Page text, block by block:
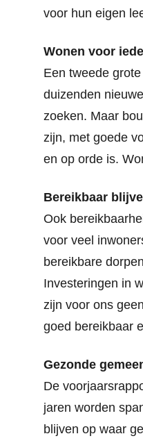
voor hun eigen
Wonen voor
Een tweede
duizenden
zoeken. Maar
zijn, met goede
en op orde is.
Bereikbaar
Ook
voor veel
bereikbare
Investeringen in
zijn voor ons
goed bereikbaar
Gezonde
De
jaren worden
blijven op waar